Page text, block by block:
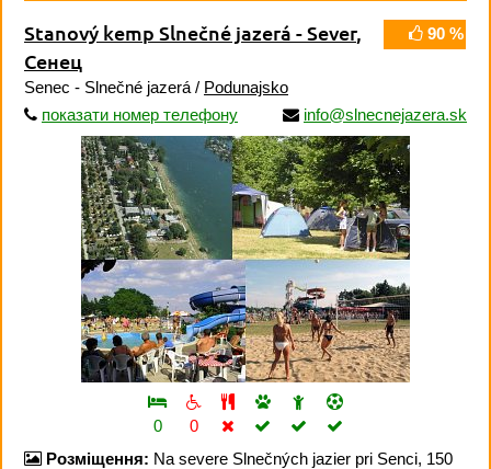
90 %
Stanový kemp Slnečné jazerá - Sever,
Сенец
Senec - Slnečné jazerá / Podunajsko
показати номер телефону
info@slnecnejazera.sk
0
0
Розміщення: Na severe Slnečných jazier pri Senci, 150